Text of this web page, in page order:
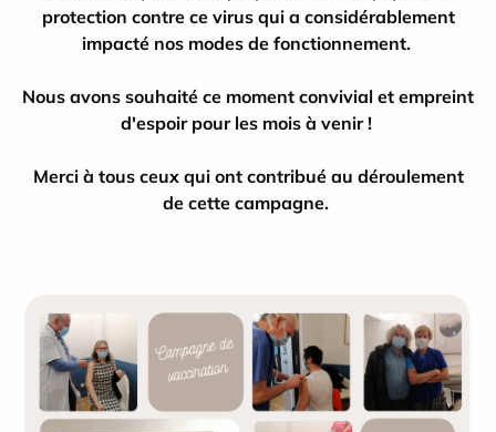
protection contre ce virus qui a considérablement
impacté nos modes de fonctionnement.
Nous avons souhaité ce moment convivial et empreint
d'espoir pour les mois à venir !
Merci à tous ceux qui ont contribué au déroulement
de cette campagne.